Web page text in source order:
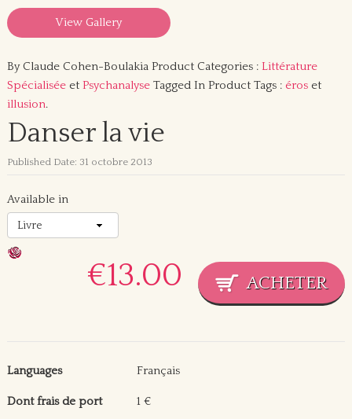
View Gallery
By Claude Cohen-BoulakiaProduct Categories : Littérature
Spécialiséeet PsychanalyseTagged In Product Tags : éroset
illusion.
Danser la vie
Published Date: 31 octobre 2013
Available in
€13.00
Languages Français
Dont frais de port 1 €